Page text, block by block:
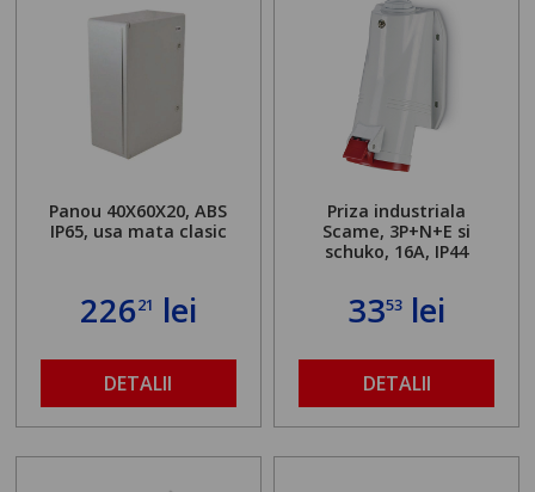
Panou 40X60X20, ABS
IP65, usa mata clasic
22621 lei
DETALII
Priza industriala
Scame, 3P+N+E si
schuko, 16A, IP44
3353 lei
DETALII